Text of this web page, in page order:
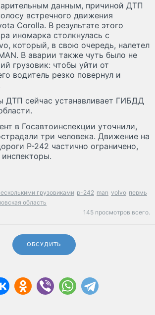
данным, причиной ДТП
встречного движения
Corolla. В результате этого
иномарка столкнулась с
который, в свою очередь, налетел
В аварии также чуть было не
грузовик: чтобы уйти от
водитель резко повернул и
ДТП сейчас устанавливает ГИБДД
в Госавтоинспекции уточнили,
три человека. Движение на
Р-242 частично ограничено,
грузовиками р-242 man volvo пермь
область
145 просмотров всего.
ОБСУДИТЬ